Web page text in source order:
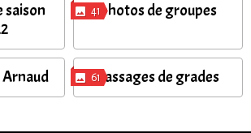
saison
41photos de groupes
Arnaud 61passages de grades